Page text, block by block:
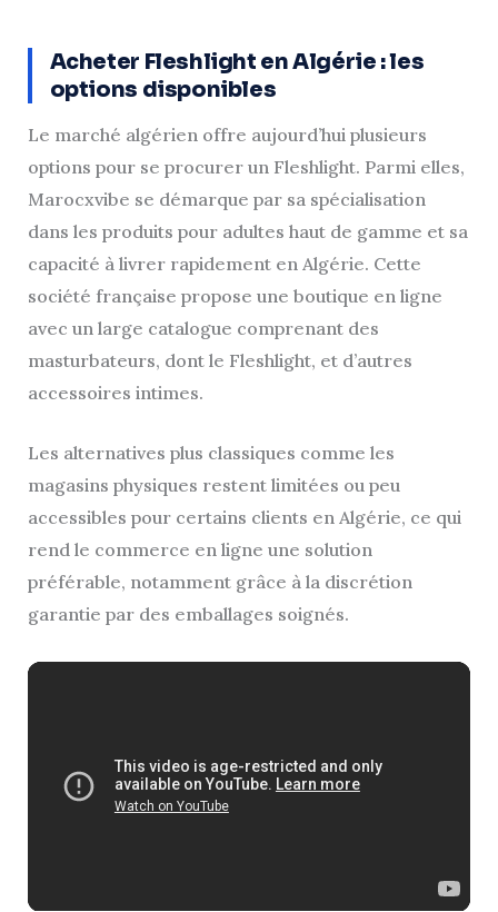
Acheter Fleshlight en Algérie : les
options disponibles
Le marché algérien offre aujourd’hui plusieurs
options pour se procurer un Fleshlight. Parmi elles,
Marocxvibe se démarque par sa spécialisation
dans les produits pour adultes haut de gamme et sa
capacité à livrer rapidement en Algérie. Cette
société française propose une boutique en ligne
avec un large catalogue comprenant des
masturbateurs, dont le Fleshlight, et d’autres
accessoires intimes.
Les alternatives plus classiques comme les
magasins physiques restent limitées ou peu
accessibles pour certains clients en Algérie, ce qui
rend le commerce en ligne une solution
préférable, notamment grâce à la discrétion
garantie par des emballages soignés.